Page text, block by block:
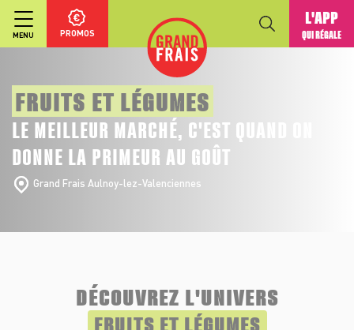
MENU PROMOS
L'APP
QUI RÉGALE
FRUITS ET LÉGUMES
LE MEILLEUR MARCHÉ, C'EST QUAND ON
DONNE LA PRIMEUR AU GOÛT
Grand Frais Aulnoy-lez-Valenciennes
DÉCOUVREZ L'UNIVERS
FRUITS ET LÉGUMES